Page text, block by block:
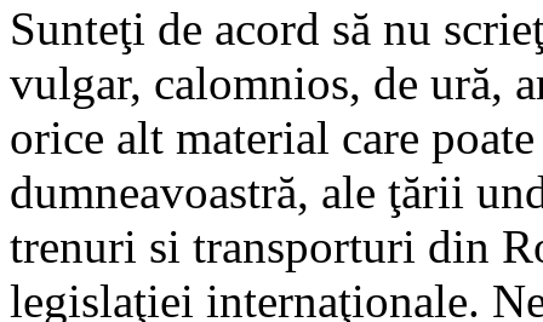
Sunteţi de acord să nu
vulgar, calomnios, de ură,
orice alt material care
dumneavoastră, ale ţării
trenuri si transporturi din
legislaţiei internaţionale.